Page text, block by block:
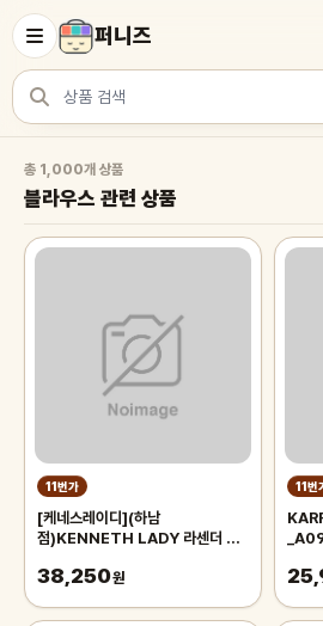
퍼니즈
상품 검색
블라우스 관련 상품
총 1,000개 상품
블라우스 관련 상품
11번가
[케네스레이디](하남
점)KENNETH LADY 라센더 히
)
38,250원
11번